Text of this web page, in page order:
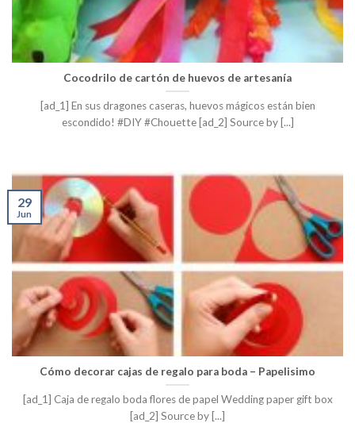
Cocodrilo de cartón de huevos de artesanía
[ad_1] En sus dragones caseras, huevos mágicos están bien
escondido! #DIY #Chouette [ad_2] Source by [...]
Cómo decorar cajas de regalo para boda – Papelisimo
[ad_1] Caja de regalo boda flores de papel Wedding paper gift box
[ad_2] Source by [...]
29
Jun